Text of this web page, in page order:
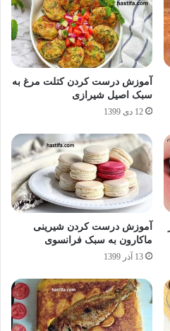
آموزش درست کردن کتلت مرغ به
سبک اصیل شیرازی
12 دی 1399
آموزش درست کردن شیرینی
ماکارون به سبک فرانسوی
13 آذر 1399